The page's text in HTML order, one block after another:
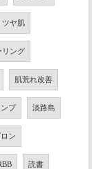
ツヤ肌
リング
肌荒れ改善
プ 淡路島
ン
読書